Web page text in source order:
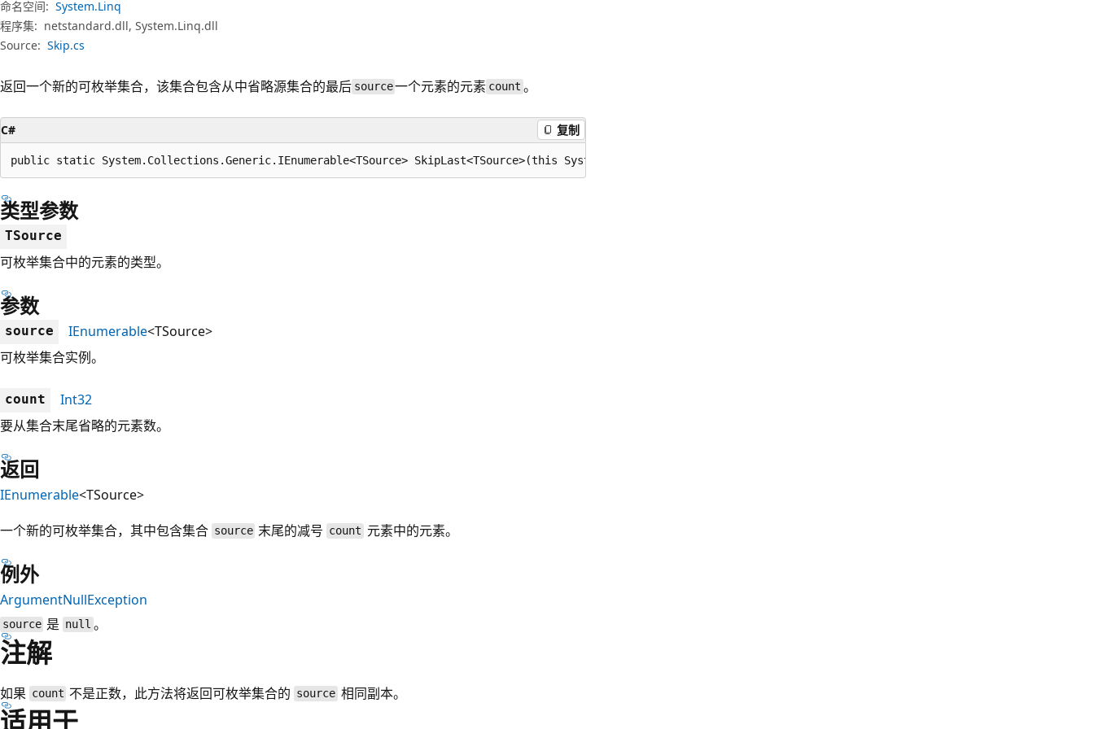
命名空间: System.Linq
程序集: netstandard.dll, System.Linq.dll
Source: Skip.cs
返回一个新的可枚举集合，该集合包含从中省略源集合的最后 source一个元素的元素 count 。
C# 复制
public static System.Collections.Generic.IEnumerable<TSource> SkipLast<TSource>(this System.Collections.Generic.IEnumerable<TSource> source, int count);
类型参数
TSource
可枚举集合中的元素的类型。
参数
source IEnumerable<TSource>
可枚举集合实例。
count
Int32
要从集合末尾省略的元素数。
返回
IEnumerable<TSource>
一个新的可枚举集合，其中包含集合 source 末尾的减号 count 元素中的元素。
例外
ArgumentNullException
source 是 null 。
注解
如果 count 不是正数，此方法将返回可枚举集合的 source 相同副本。
适用于